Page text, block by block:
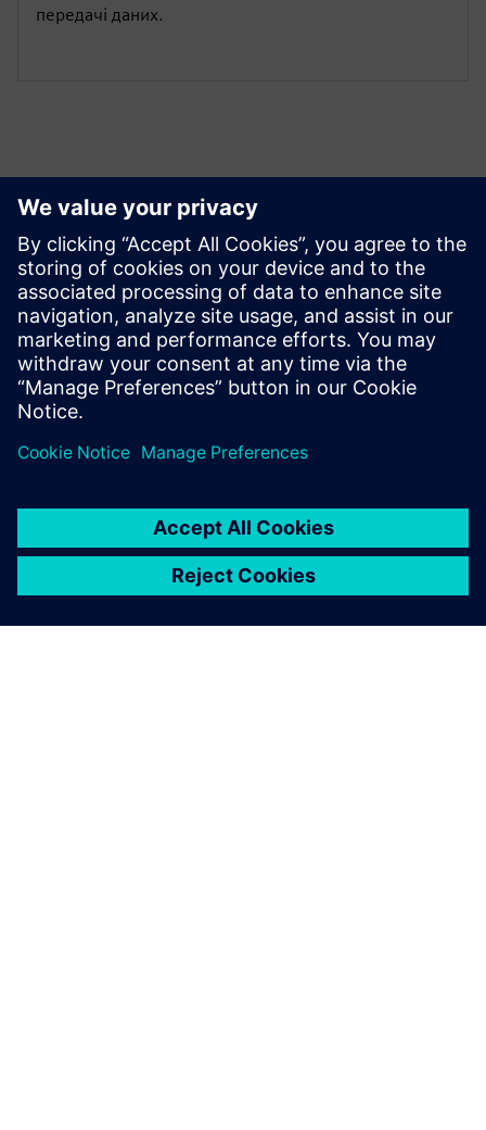
передачі даних.
Ресурси й супутні
продукти
Додаткова інформація та ресурси
Біла книга: Подорож зрілості штучного інтелекту